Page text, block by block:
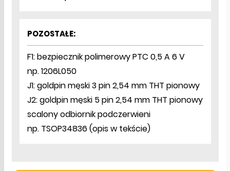
POZOSTAŁE:
F1: bezpiecznik polimerowy PTC 0,5 A 6 V
np. 1206L050
J1: goldpin męski 3 pin 2,54 mm THT pionowy
J2: goldpin męski 5 pin 2,54 mm THT pionowy
scalony odbiornik podczerwieni
np. TSOP34836 (opis w tekście)